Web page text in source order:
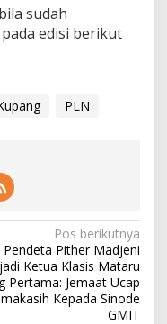
sudah
edisi berikut
PLN
Pos berikutnya
Pendeta Pither Madjeni
Ketua Klasis Mataru
Pertama: Jemaat Ucap
Kepada Sinode
GMIT